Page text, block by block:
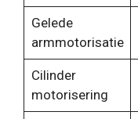
Gelede
armmotorisatie
Cilinder
motorisering